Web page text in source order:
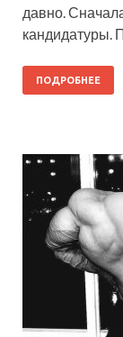
давно.
кандидатуры.
ПОДРОБНЕЕ